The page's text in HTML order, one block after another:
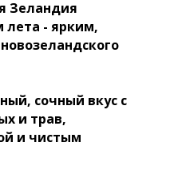
Зеландия
лета - ярким,
сочный вкус с
и трав,
и чистым